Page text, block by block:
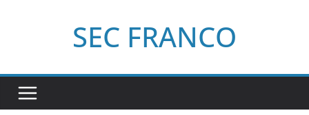
SEC FRANCO